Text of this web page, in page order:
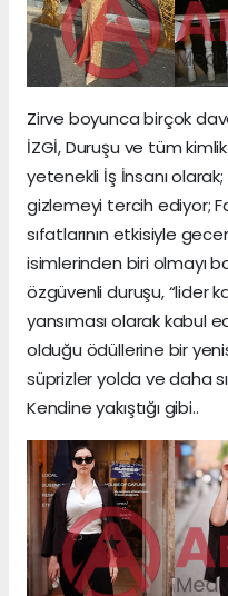
Zirve boyunca birçok
İZGİ, Duruşu ve tüm
yetenekli İş İnsanı
gizlemeyi tercih ediyor;
sıfatlarının etkisiyle
isimlerinden biri olmayı
özgüvenli duruşu, “lider
yansıması olarak kabul
olduğu ödüllerine bir
süprizler yolda ve daha
Kendine yakıştığı gibi..